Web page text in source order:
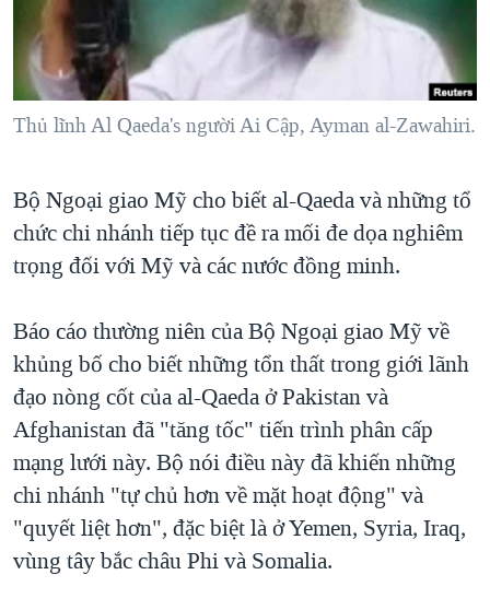
"Tìm"NGƯỜI VIỆT HẢI NGOẠI
ĐỜI SỐNG
KINH TẾ
THỂ THAO
TẠI
HÀNH TRÌNH BẦU CỬ 2024
MỘT NĂM CHIẾN TRANH TẠI DẢI GAZA
GIẢI MÃ VÀNH ĐAI & CON ĐƯỜNG
TRỊNH VĨNH BÌNH - NGƯỜI HẠ 'BÊN THẮNG CUỘC'
GROUND ZERO – XƯA VÀ NAY
CHI PHÍ CHIẾN TRANH AFGHANISTAN
CÁC GIÁ TRỊ CỘNG HÒA Ở VIỆT NAM
THƯỢNG ĐỈNH TRUMP-KIM TẠI VIỆT NAM
TRỊNH VĨNH BÌNH VS. CHÍNH PHỦ VIỆT NAM
NGƯ DÂN VIỆT VÀ LÀN SÓNG TRỘM HẢI SÂM
BÊN KIA QUỐC LỘ: TIẾNG VỌNG TỪ NÔNG THÔN MỸ
QUAN HỆ VIỆT MỸ
VIDEO
NGHE
MẠNG XÃ HỘI
Ngôn ngữ khác
Thủ lĩnh Al Qaeda's người Ai Cập, Ayman al-Zawahiri.
Bộ Ngoại giao Mỹ cho biết al-Qaeda và những tổ
chức chi nhánh tiếp tục đề ra mối đe dọa nghiêm
trọng đối với Mỹ và các nước đồng minh.
Báo cáo thường niên của Bộ Ngoại giao Mỹ về
khủng bố cho biết những tổn thất trong giới lãnh
đạo nòng cốt của al-Qaeda ở Pakistan và
Afghanistan đã "tăng tốc" tiến trình phân cấp
mạng lưới này. Bộ nói điều này đã khiến những
chi nhánh "tự chủ hơn về mặt hoạt động" và
"quyết liệt hơn", đặc biệt là ở Yemen, Syria, Iraq,
vùng tây bắc châu Phi và Somalia.